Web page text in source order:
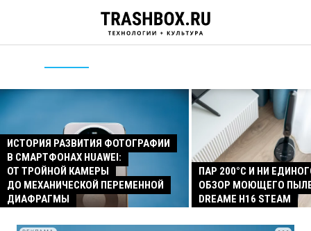
ИСТОРИЯ РАЗВИТИЯ ФОТОГРАФИИ
В СМАРТФОНАХ HUAWEI:
ОТ ТРОЙНОЙ КАМЕРЫ
ДО МЕХАНИЧЕСКОЙ ПЕРЕМЕННОЙ
ДИАФРАГМЫ
ПАР 200°C И НИ
ОБЗОР МОЮЩЕГО
DREAME H16 STEAM